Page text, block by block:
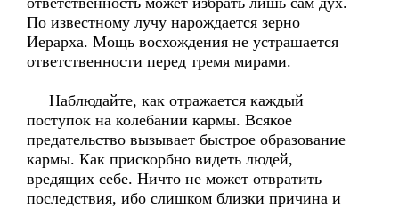
По известному лучу нарождается зерно
Иерарха. Мощь восхождения не устрашается
ответственности перед тремя мирами.
Наблюдайте, как отражается каждый
поступок на колебании кармы. Всякое
предательство вызывает быстрое образование
кармы. Как прискорбно видеть людей,
вредящих себе. Ничто не может отвратить
последствия, ибо слишком близки причина и